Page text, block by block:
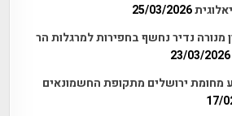
25/03/2026
מנורה נדיר נחשף בחפירות למרגלות הר
23/03/2026
ירושלים מתקופת החשמונאים
17/